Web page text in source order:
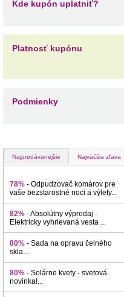
Kde kupón uplatniť?
Platnosť kupónu
Podmienky
Najpredávanejšie Najväčšia zľava
78% - Odpudzovač komárov pre
vaše bezstarostné noci a výlety...
82% - Absolútny výpredaj -
Elektricky vyhrievaná vesta ...
80% - Sada na opravu čelného
skla...
80% - Solárne kvety - svetová
novinka!...